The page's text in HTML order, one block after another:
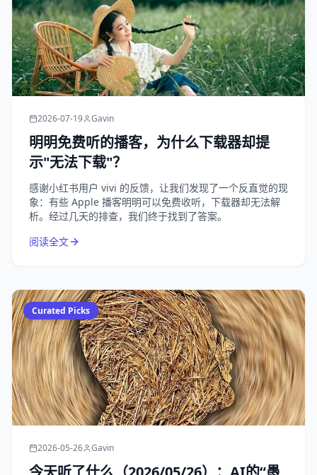
2026-07-19 Gavin
明明免费听的播客，为什么下载器却提
示"无法下载"？
感谢小红书用户 vivi 的反馈，让我们发现了一个反直觉的现
象：有些 Apple 播客明明可以免费收听，下载器却无法解
析。经过几天的排查，我们终于找到了答案。
阅读全文
Curated Picks
2026-05-26 Gavin